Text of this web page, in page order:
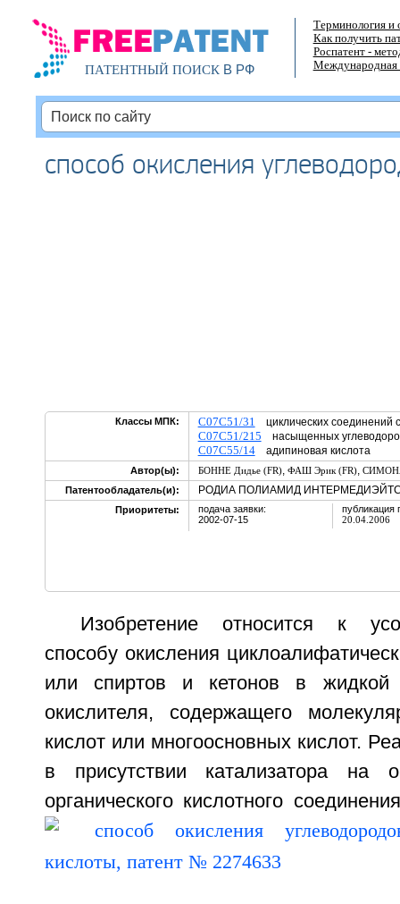
ПАТЕНТНЫЙ ПОИСКВ РФ
Терминология и
Как получить
Роспатент -
Международная
способ окисления
Классы МПК: C07C51/31 циклических соединений
C07C51/215 насыщенных
C07C55/14адипиновая кислота
Автор(ы): БОННЕ Дидье (FR), ФАШ Эрик (FR),
Патентообладатель(и):
РОДИА ПОЛИАМИД ИНТЕРМЕДИЭЙТС
Приоритеты:
подача заявки:
2002-07-15
публикация
20.04.2006
Изобретение относится к
способу окисления
или спиртов и кетонов в
окислителя, содержащего
кислот или многоосновных кислот.
в присутствии катализатора на
органического кислотного